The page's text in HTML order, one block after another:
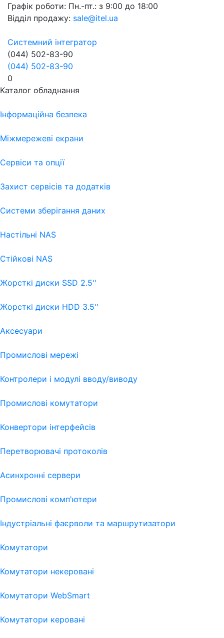
Графік роботи: Пн.-пт.: з 9:00 до 18:00
Відділ продажу: sale@itel.ua
Системний інтегратор
(044) 502-83-90
(044) 502-83-90
0
Каталог обладнання
Інформаційна безпека
Міжмережеві екрани
Сервіси та опції
Захист сервісів та додатків
Системи зберігання даних
Настільні NAS
Стійкові NAS
Жорсткі диски SSD 2.5''
Жорсткі диски HDD 3.5''
Аксесуари
Промислові мережі
Контролери і модулі вводу/виводу
Промислові комутатори
Конвертори інтерфейсів
Перетворювачі протоколів
Асинхронні сервери
Промислові комп'ютери
Індустріальні фаєрволи та маршрутизатори
Комутатори
Комутатори некеровані
Комутатори WebSmart
Комутатори керовані